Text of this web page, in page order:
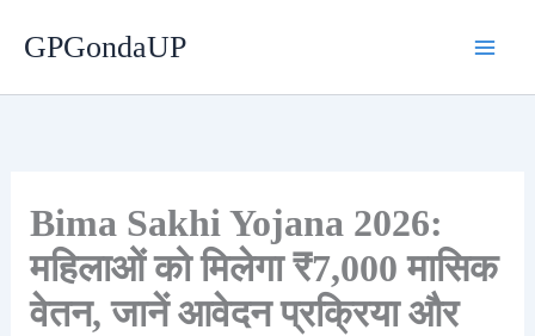
GPGondaUP
Bima Sakhi Yojana 2026:
महिलाओं को मिलेगा ₹7,000 मासिक
वेतन, जानें आवेदन प्रक्रिया और